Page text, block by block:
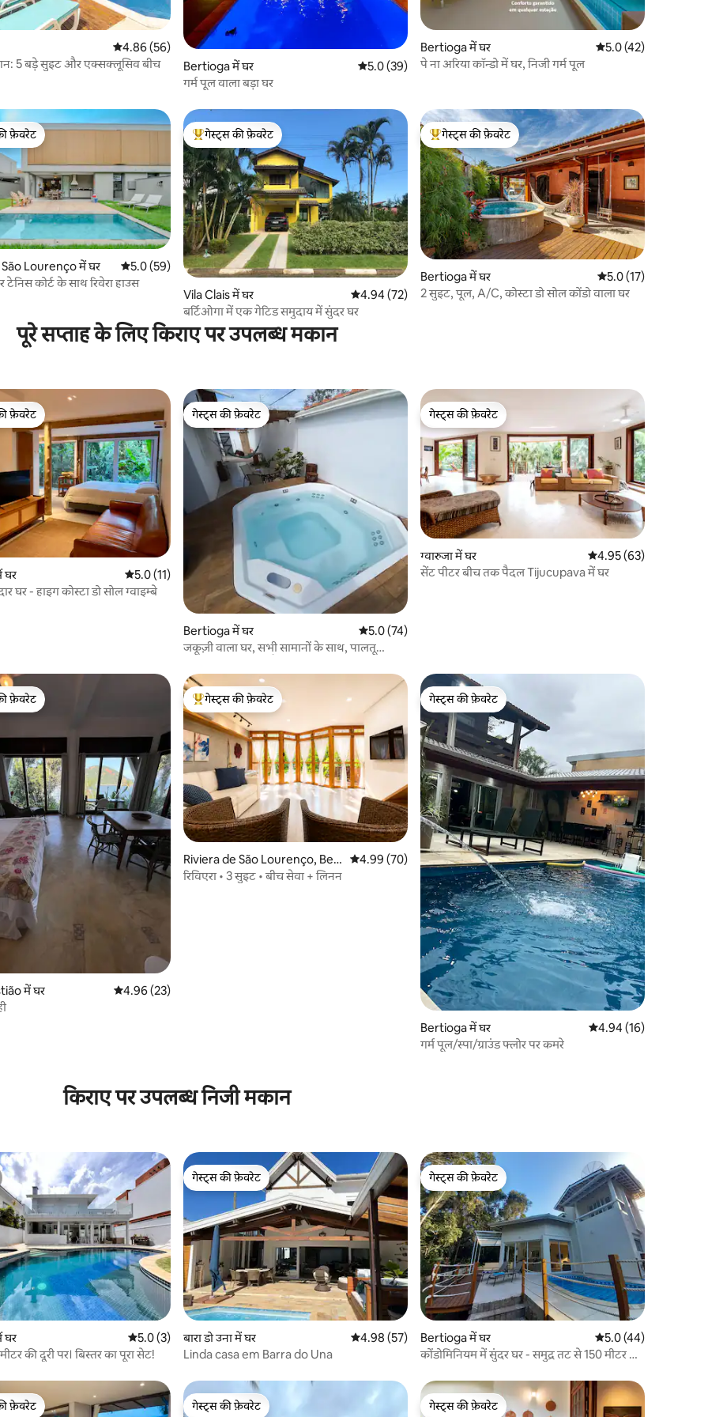
औसत रेटिंग 5 में से 4.86, 56 समीक्षाएँ
4.86 (56)
5 बड़े सुइट और एक्सक्लूसिव बीच
Bertioga में घर औसत रेटिंग 5 में से 5.0, 39 समीक्षाएँ
5.0 (39)
गर्म पूल वाला बड़ा घर
Bertioga में घर औसत रेटिंग 5 में से 5.0,
5.0 (42)
पे ना अरिया कॉन्डो में घर, निजी गर्म पूल
फ़ेवरेट
फ़ेवरेट
Lourenço में घर औसत रेटिंग 5 में से 5.0, 59 समीक्षाएँ
5.0 (59)
कोर्ट के साथ रिवेरा हाउस
गेस्ट्स का टॉप फ़ेवरेट
गेस्ट्स की फ़ेवरेट
Vila Clais में घर औसत रेटिंग 5 में से 4.94, 72 समीक्षाएँ
4.94 (72)
बर्टिओगा में एक गेटिड समुदाय में सुंदर घर
गेस्ट्स का टॉप फ़ेवरेट
गेस्ट्स की फ़ेवरेट
Bertioga में घर औसत रेटिंग 5 में से 5.0,
5.0 (17)
2 सुइट, पूल, A/C, कोस्टा डो सोल कोंडो वाला घर
पूरे सप्ताह के लिए किराए पर उपलब्ध मकान
फ़ेवरेट
फ़ेवरेट
घर औसत रेटिंग 5 में से 5.0, 11 समीक्षाएँ
5.0 (11)
घर - हाइग कोस्टा डो सोल ग्वाइम्बे
गेस्ट्स की फ़ेवरेट
गेस्ट्स की फ़ेवरेट
Bertioga में घर औसत रेटिंग 5 में से 5.0, 74 समीक्षाएँ
5.0 (74)
जकूज़ी वाला घर, सभी सामानों के साथ, पालतू
गेस्ट्स की फ़ेवरेट
गेस्ट्स की फ़ेवरेट
ग्वारुजा में घर औसत रेटिंग 5 में से 4.95,
4.95 (63)
सेंट पीटर बीच तक पैदल Tijucupava में घर
फ़ेवरेट
फ़ेवरेट
में घर औसत रेटिंग 5 में से 4.96, 23 समीक्षाएँ
4.96 (23)
गेस्ट्स का टॉप फ़ेवरेट
गेस्ट्स की फ़ेवरेट
Riviera de São Lourenço, Bert
ioga में घर
औसत रेटिंग 5 में से 4.99, 70 समीक्षाएँ
4.99 (70)
रिविएरा • 3 सुइट • बीच सेवा + लिनन
गेस्ट्स की फ़ेवरेट
गेस्ट्स की फ़ेवरेट
Bertioga में घर औसत रेटिंग 5 में से 4.94,
4.94 (16)
गर्म पूल/स्पा/ग्राउंड फ्लोर पर कमरे
किराए पर उपलब्ध निजी मकान
घर औसत रेटिंग 5 में से 5.0, 3 समीक्षाएँ
5.0 (3)
की दूरी पर। बिस्तर का पूरा सेट!
गेस्ट्स की फ़ेवरेट
गेस्ट्स की फ़ेवरेट
बारा डो उना में घर औसत रेटिंग 5 में से 4.98, 57 समीक्षाएँ
4.98 (57)
Linda casa em Barra do Una
गेस्ट्स की फ़ेवरेट
गेस्ट्स की फ़ेवरेट
Bertioga में घर औसत रेटिंग 5 में से 5.0,
5.0 (44)
कोंडोमिनियम में सुंदर घर - समुद्र तट से 150 मीटर की
फ़ेवरेट गेस्ट्स की फ़ेवरेट गेस्ट्स की फ़ेवरेट